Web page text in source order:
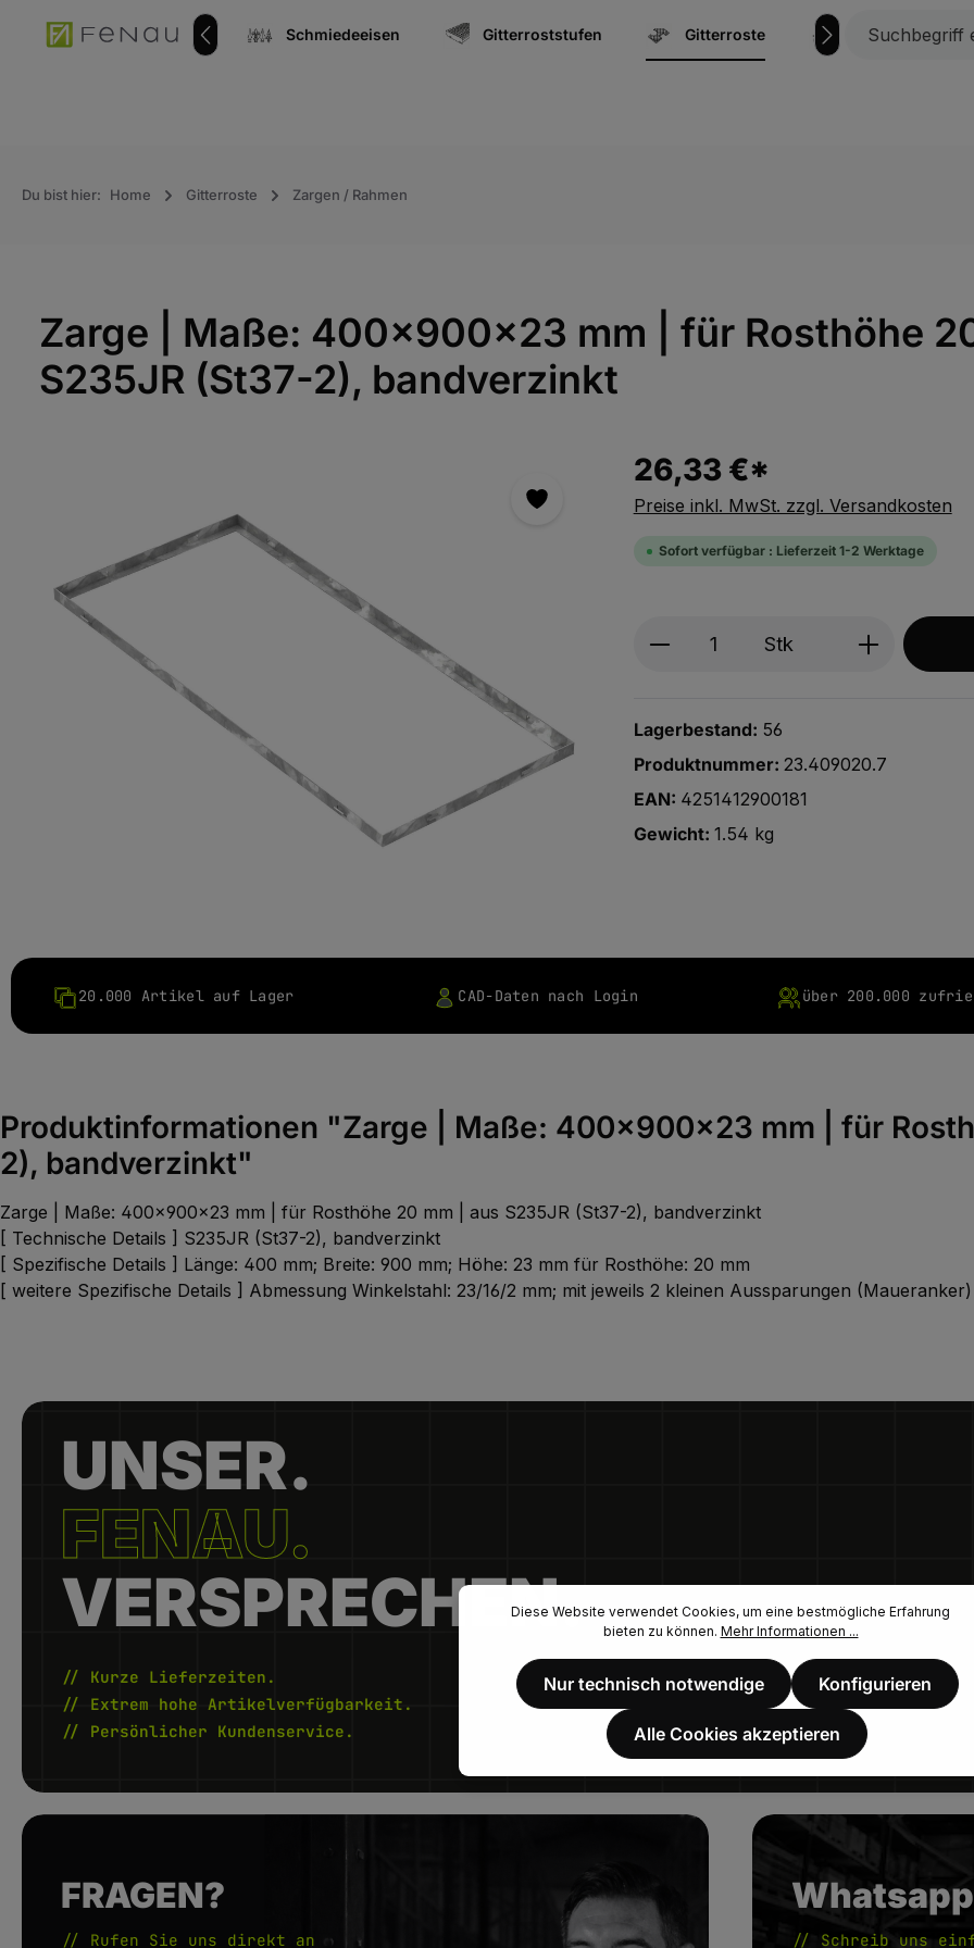
Zur Hauptnavigation springen
Edelstahlkomponenten Schmiedeeisen Gitterroststufen Gitterroste Marine |
Du bist hier: Home Gitterroste Zargen / Rahmen
Zarge | Maße: 400x900x23 mm | für Rosthöhe
S235JR (St37-2), bandverzinkt
26,33 €*
Preise inkl. MwSt. zzgl. Versandkosten
Sofort verfügbar : Lieferzeit 1-2 Werktage
Produkt Anzahl: Gib den
Stk
Lagerbestand: 56
Produktnummer: 23.409020.7
EAN: 4251412900181
Gewicht: 1.54 kg
20.000 Artikel auf Lager CAD-Daten nach Login über 200.000
Produktinformationen "Zarge | Maße: 400x900x23 mm | für
2), bandverzinkt"
Zarge | Maße: 400x900x23 mm | für Rosthöhe 20 mm | aus S235JR (St37-2), bandverzinkt
[ Technische Details ] S235JR (St37-2), bandverzinkt
[ Spezifische Details ] Länge: 400 mm; Breite: 900 mm; Höhe: 23 mm für Rosthöhe: 20 mm
[ weitere Spezifische Details ] Abmessung Winkelstahl: 23/16/2 mm; mit jeweils 2 kleinen Aussparungen (Maueranker)
UNSER.
FENAU.
VERSPRECHEN.
// Kurze Lieferzeiten.
// Extrem hohe Artikelverfügbarkeit.
// Persönlicher Kundenservice.
FRAGEN?
// Rufen Sie uns direkt an // Schreib uns
Diese Website verwendet Cookies, um eine bestmögliche Erfahrung
bieten zu können. Mehr Informationen ...
Nur technisch notwendige Konfigurieren
Alle Cookies akzeptieren